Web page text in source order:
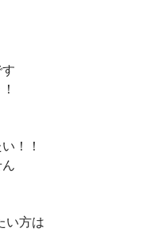
！！
い方は